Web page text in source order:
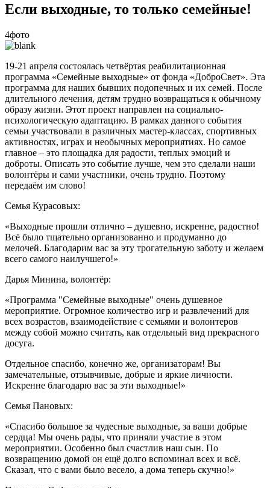
Если выходные, то только семейные!
4фото
19-21 апреля состоялась четвёртая реабилитационная
программа «Семейные выходные» от фонда «ДоброСвет». Эта
программа для наших бывших подопечных и их семей. После
длительного лечения, детям трудно возвращаться к обычному
образу жизни. Этот проект направлен на социально-
психологическую адаптацию. В рамках данного события
семьи участвовали в различных мастер-классах, спортивных
активностях, играх и необычных мероприятиях. Но самое
главное – это площадка для радости, теплых эмоций и
доброты. Описать это событие лучше, чем это сделали наши
волонтёры и сами участники, очень трудно. Поэтому
передаём им слово!
Семья Курасовых:
«Выходные прошли отлично – душевно, искренне, радостно!
Всё было тщательно организованно и продуманно до
мелочей. Благодарим вас за эту трогательную заботу и желаем
всего самого наилучшего!»
Дарья Минина, волонтёр:
«Программа "Семейные выходные" очень душевное
мероприятие. Огромное количество игр и развлечений для
всех возрастов, взаимодействие с семьями и волонтеров
между собой можно считать, как отдельный вид прекрасного
досуга.
Отдельное спасибо, конечно же, организаторам! Вы
замечательные, отзывчивые, добрые и яркие личности.
Искренне благодарю вас за эти выходные!»
Семья Пановых:
«Спасибо большое за чудесные выходные, за ваши добрые
сердца! Мы очень рады, что приняли участие в этом
мероприятии. Особенно был счастлив наш сын. По
возвращению домой он ещё долго вспоминал всех и всё.
Сказал, что с вами было весело, а дома теперь скучно!»